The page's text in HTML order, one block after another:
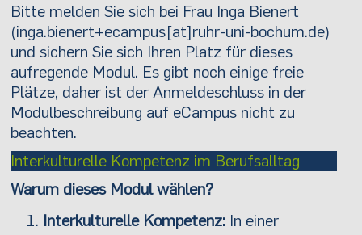
Bitte melden Sie sich bei Frau Inga Bienert
(inga.bienert+ecampus[at]ruhr-uni-bochum.de)
und sichern Sie sich Ihren Platz für dieses
aufregende Modul. Es gibt noch einige freie
Plätze, daher ist der Anmeldeschluss in der
Modulbeschreibung auf eCampus nicht zu
beachten.
Interkulturelle Kompetenz im Berufsalltag
Warum dieses Modul wählen?
Interkulturelle Kompetenz: In einer